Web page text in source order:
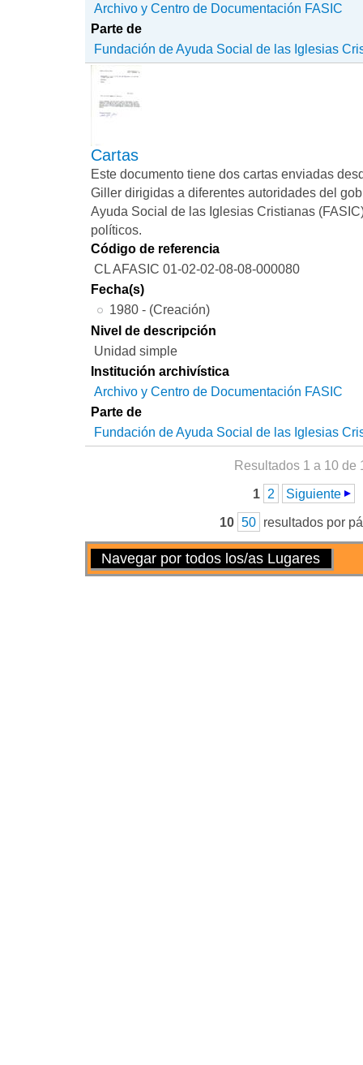
Archivo y Centro de Documentación FASIC
Parte de
Fundación de Ayuda Social de las Iglesias
Cartas
Este documento tiene dos cartas enviadas
Giller dirigidas a diferentes autoridades del
Ayuda Social de las Iglesias Cristianas
políticos.
Código de referencia
CL AFASIC 01-02-02-08-08-000080
Fecha(s)
1980 - (Creación)
Nivel de descripción
Unidad simple
Institución archivística
Archivo y Centro de Documentación FASIC
Parte de
Fundación de Ayuda Social de las Iglesias
Resultados 1 a 10 de
1 2
Siguiente
10 50 resultados por
Acciones
Navegar por todos los/as Lugares